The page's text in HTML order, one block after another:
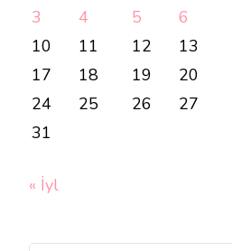
3
4 5 6
10
11 12 13
17
18 19 20
24
25 26 27
31
« İyl